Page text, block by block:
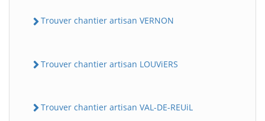
Trouver chantier artisan VERNON
Trouver chantier artisan LOUViERS
Trouver chantier artisan VAL-DE-REUiL